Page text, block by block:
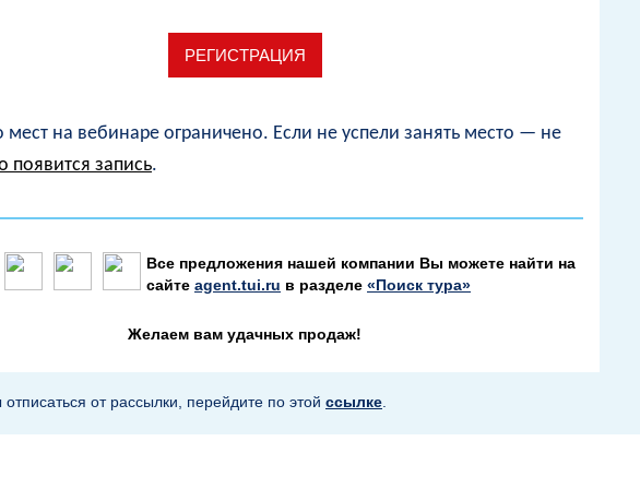
РЕГИСТРАЦИЯ
мест на вебинаре ограничено. Если не успели занять место — не
появится запись.
Все предложения нашей компании Вы можете найти на
сайте agent.tui.ru в разделе «Поиск тура»
Желаем вам удачных продаж!
отписаться от рассылки, перейдите по этой ссылке